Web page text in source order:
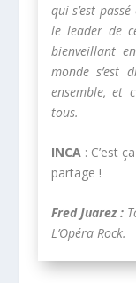
qui s’est
le leader de
bienveillant
monde s’est
ensemble, et
tous.
INCA: C’est
partage !
Fred Juarez :
L’Opéra Rock.